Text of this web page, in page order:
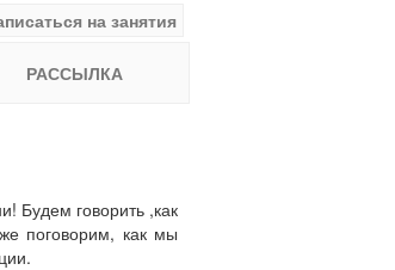
на занятия
РАССЫЛКА
Будем говорить ,как
поговорим, как мы